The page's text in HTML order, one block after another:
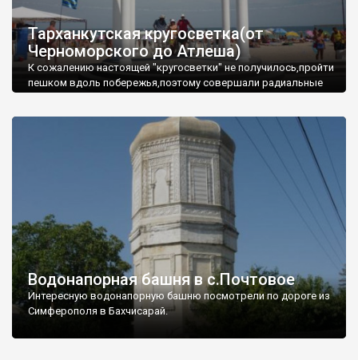
Тарханкутская кругосветка(от
Черноморского до Атлеша)
К сожалению настоящей "кругосветки" не получилось,пройти
пешком вдоль побережья,поэтому совершали радиальные
Водонапорная башня в с.Почтовое
Интересную водонапорную башню посмотрели по дороге из
Симферополя в Бахчисарай.